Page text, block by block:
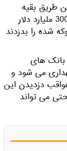
طریق بقیه
اموال بانک مرکزی روسیه که چیزی حدود 300 ملیارد دلار
شده را بدزدند
های
می شود و
دزدیدن این
می تواند